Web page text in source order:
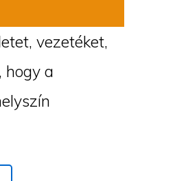
vezetéket,
hogy a